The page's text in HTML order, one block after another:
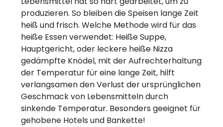
produzieren. So bleiben die Speisen lange Zeit
heiß und frisch. Welche Methode wird für das
heiße Essen verwendet: Heiße Suppe,
Hauptgericht, oder leckere heiße Nizza
gedämpfte Knödel, mit der Aufrechterhaltung
der Temperatur für eine lange Zeit, hilft
verlangsamen den Verlust der ursprünglichen
Geschmack von Lebensmitteln durch
sinkende Temperatur. Besonders geeignet für
gehobene Hotels und Bankette!